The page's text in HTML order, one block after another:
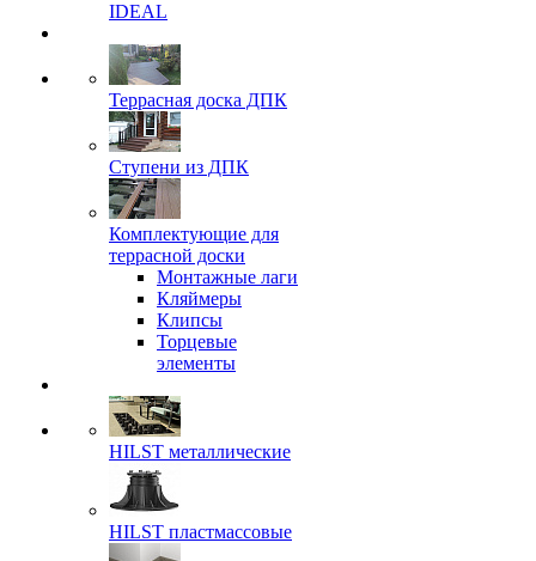
IDEAL
Террасная доска ДПК
Ступени из ДПК
Комплектующие для
террасной доски
Монтажные лаги
Кляймеры
Клипсы
Торцевые
элементы
HILST металлические
HILST пластмассовые